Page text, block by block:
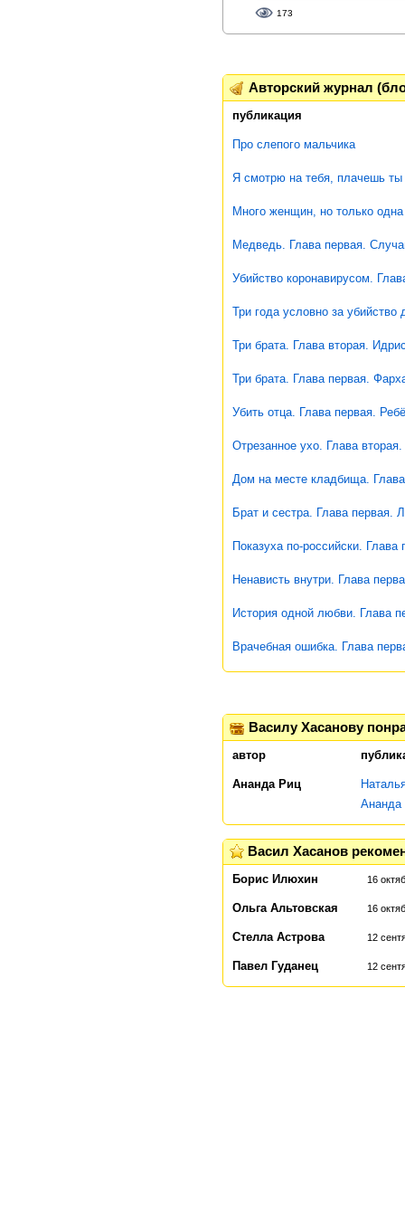
173
Авторский журнал
публикация
Про слепого мальчика
Я смотрю на тебя, плачешь ты
Много женщин, но только одна
Медведь. Глава первая.
Убийство коронавирусом.
Три года условно за убийство
Три брата. Глава вторая.
Три брата. Глава первая.
Убить отца. Глава первая.
Отрезанное ухо. Глава
Дом на месте кладбища.
Брат и сестра. Глава первая.
Показуха по-российски. Глава
Ненависть внутри. Глава
История одной любви. Глава
Врачебная ошибка. Глава
Василу Хасанову
автор
Ананда Риц
Ананда
Васил Хасанов
Борис Илюхин 16
Ольга Альтовская 16
Стелла Астрова 12
Павел Гуданец 12